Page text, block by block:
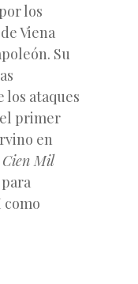
los
Viena
Su
los ataques
primer
en
Cien Mil
para
como